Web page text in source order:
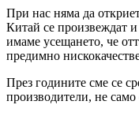
При нас няма да
Китай се произвеждат
имаме усещането, че
предимно
През годините сме се
производители, не